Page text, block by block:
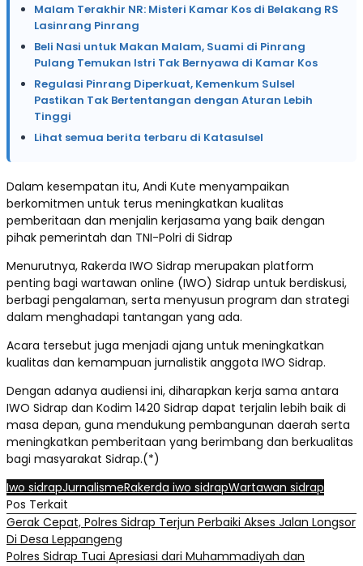
Malam Terakhir NR: Misteri Kamar Kos di Belakang RS
Lasinrang Pinrang
Beli Nasi untuk Makan Malam, Suami di Pinrang
Pulang Temukan Istri Tak Bernyawa di Kamar Kos
Regulasi Pinrang Diperkuat, Kemenkum Sulsel
Pastikan Tak Bertentangan dengan Aturan Lebih
Tinggi
Lihat semua berita terbaru di Katasulsel
Dalam kesempatan itu, Andi Kute menyampaikan
berkomitmen untuk terus meningkatkan kualitas
pemberitaan dan menjalin kerjasama yang baik dengan
pihak pemerintah dan TNI-Polri di Sidrap
Menurutnya, Rakerda IWO Sidrap merupakan platform
penting bagi wartawan online (IWO) Sidrap untuk berdiskusi,
berbagi pengalaman, serta menyusun program dan strategi
dalam menghadapi tantangan yang ada.
Acara tersebut juga menjadi ajang untuk meningkatkan
kualitas dan kemampuan jurnalistik anggota IWO Sidrap.
Dengan adanya audiensi ini, diharapkan kerja sama antara
IWO Sidrap dan Kodim 1420 Sidrap dapat terjalin lebih baik di
masa depan, guna mendukung pembangunan daerah serta
meningkatkan pemberitaan yang berimbang dan berkualitas
bagi masyarakat Sidrap.(*)
Iwo sidrapJurnalismeRakerda iwo sidrapWartawan sidrap
Pos Terkait
Gerak Cepat, Polres Sidrap Terjun Perbaiki Akses Jalan Longsor
Di Desa Leppangeng
Polres Sidrap Tuai Apresiasi dari Muhammadiyah dan